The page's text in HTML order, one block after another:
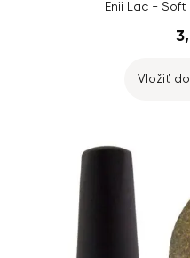
Enii Lac - Soft
Vložiť